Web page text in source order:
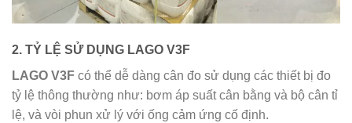
2. TỶ LỆ SỬ DỤNG LAGO V3F
LAGO V3F có thể dễ dàng cân đo sử dụng các thiết bị đo
tỷ lệ thông thường như: bơm áp suất cân bằng và bộ cân tỉ
lệ, và vòi phun xử lý với ống cảm ứng cố định.